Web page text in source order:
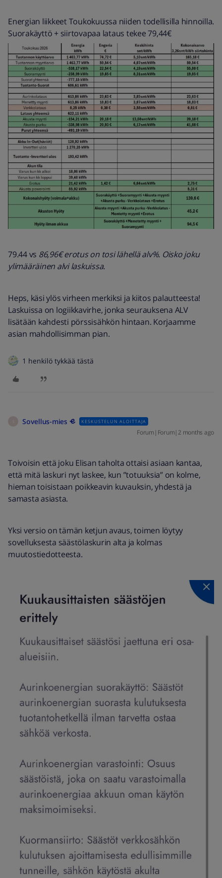
Energian liikkeet Toukokuussa niiden todellisilla hinnoilla.
Suorakäyttö + siirtovapaa lataus tekee 79,44€
79.44 vs 86,96€ erotus on tosi lähellä alv%. Oisko joku
ylimääräinen alvi laskuissa.
Heps, käsi ylös virheen merkiksi ja kiitos palautteesta!
Laskuissa on logiikkavirhe, jonka seurauksena ALV
lisätään kahdesti pörssisähkön hintaan. Korjaamme
asian mahdollisimman pian.
1 henkilö tykkää tästä
Sovellus-mies KESKUSTELUN ALOITTAJA
Forum|Forum|2 months ago
Toivoisin että joku Elisan taholta ottaisi asiaan kantaa,
että mitä laskuri nyt laskee, kun ”totuuksia” on kolme,
hieman toisistaan poikkeavin kuvauksin, yhdestä ja
samasta asiasta.
Yksi versio on tämän ketjun avaus, toimen löytyy
sovelluksesta säästölaskurin alta ja kolmas
muutostiedotteesta.